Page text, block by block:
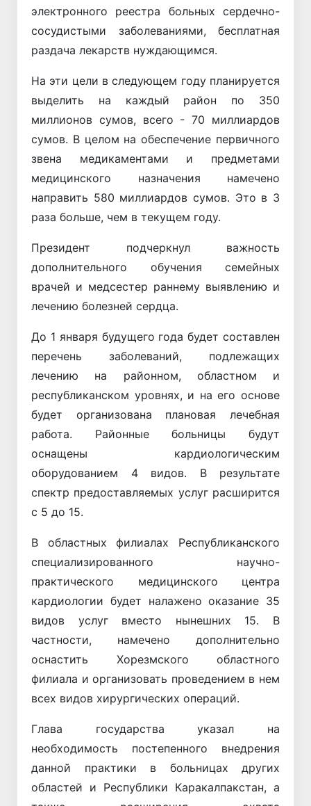
электронного реестра больных сердечно-
сосудистыми заболеваниями, бесплатная
раздача лекарств нуждающимся.
На эти цели в следующем году планируется
выделить на каждый район по 350
миллионов сумов, всего - 70 миллиардов
сумов. В целом на обеспечение первичного
звена медикаментами и предметами
медицинского назначения намечено
направить 580 миллиардов сумов. Это в 3
раза больше, чем в текущем году.
Президент подчеркнул важность
дополнительного обучения семейных
врачей и медсестер раннему выявлению и
лечению болезней сердца.
До 1 января будущего года будет составлен
перечень заболеваний, подлежащих
лечению на районном, областном и
республиканском уровнях, и на его основе
будет организована плановая лечебная
работа. Районные больницы будут
оснащены кардиологическим
оборудованием 4 видов. В результате
спектр предоставляемых услуг расширится
с 5 до 15.
В областных филиалах Республиканского
специализированного научно-
практического медицинского центра
кардиологии будет налажено оказание 35
видов услуг вместо нынешних 15. В
частности, намечено дополнительно
оснастить Хорезмского областного
филиала и организовать проведением в нем
всех видов хирургических операций.
Глава государства указал на
необходимость постепенного внедрения
данной практики в больницах других
областей и Республики Каракалпакстан, а